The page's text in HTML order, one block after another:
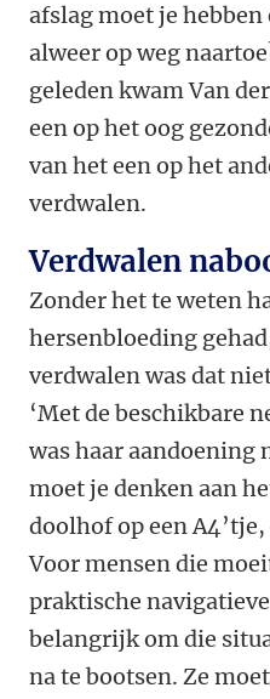
afslag moet je hebben
alweer op weg
geleden kwam Van
een op het oog
van het een op het
verdwalen.
Verdwalen
Zonder het te weten
hersenbloeding
verdwalen was dat
‘Met de beschikbare
was haar aandoening
moet je denken aan
doolhof op een
Voor mensen die
praktische
belangrijk om die
na te bootsen. Ze